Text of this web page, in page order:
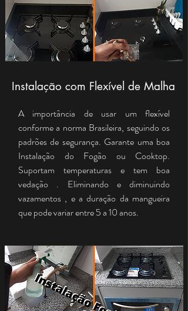
Instalação com Flexível de Malha
A importância de usar um flexível
conforme a norma Brasileira, seguindo os
padrões de segurança. Garante uma boa
Instalação do Fogão ou Cooktop.
Suportam temperaturas e tem boa
vedação . Eliminando e diminuindo
vazamentos , e a duração da mangueira
que pode variar entre 5 a 10 anos.